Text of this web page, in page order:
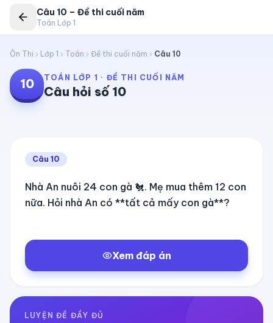
Câu 10 – Đề thi cuối năm
Toán Lớp 1
Ôn Thi Lớp 1 Toán Đề thi cuối năm Câu 10
10 TOÁN LỚP 1 · ĐỀ THI CUỐI NĂM
Câu hỏi số 10
Câu 10
Nhà An nuôi 24 con gà 🐔. Mẹ mua thêm 12 con
nữa. Hỏi nhà An có **tất cả mấy con gà**?
Xem đáp án
LUYỆN ĐỀ ĐẦY ĐỦ